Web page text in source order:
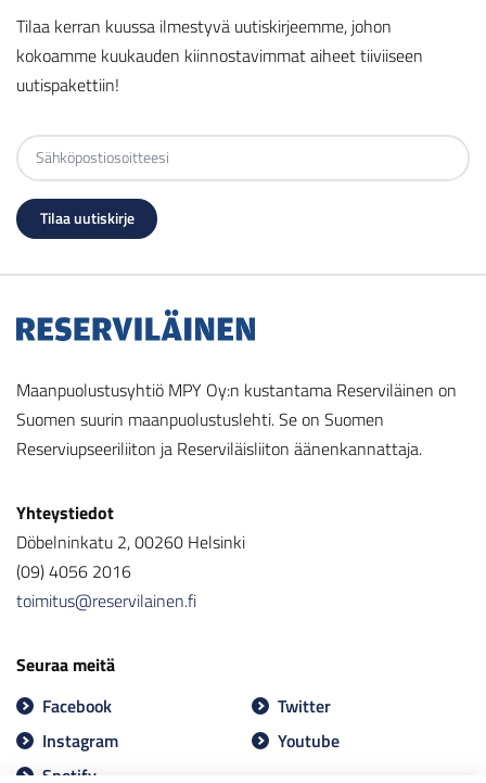
Tilaa kerran kuussa ilmestyvä uutiskirjeemme, johon
kokoamme kuukauden kiinnostavimmat aiheet tiiviiseen
uutispakettiin!
Maanpuolustusyhtiö MPY Oy:n kustantama Reserviläinen on
Suomen suurin maanpuolustuslehti. Se on Suomen
Reserviupseeriliiton ja Reserviläisliiton äänenkannattaja.
Yhteystiedot
Döbelninkatu 2, 00260 Helsinki
(09) 4056 2016
toimitus@reservilainen.fi
Seuraa meitä
Facebook
Twitter
Instagram
Youtube
Spotify